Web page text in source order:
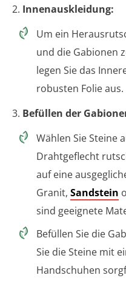
2. Innenauskleidung:
Um ein
und die Gabionen
legen Sie das
robusten Folie aus.
3. Befüllen der
Wählen Sie Steine
Drahtgeflecht
auf eine
Granit, Sandstein
sind geeignete
Befüllen Sie die
Sie die Steine mit
Handschuhen